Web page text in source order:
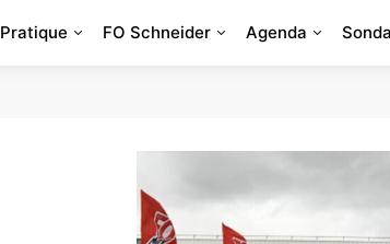
Pratique FO Schneider Agenda